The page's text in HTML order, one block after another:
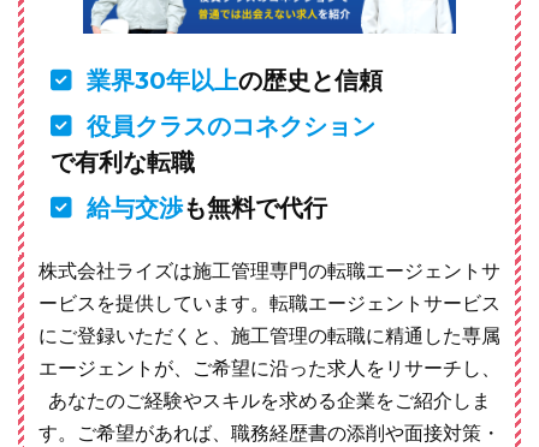
業界30年以上の歴史と信頼
役員クラスのコネクション
で有利な転職
給与交渉も無料で代行
株式会社ライズは施工管理専門の転職エージェントサ
ービスを提供しています。転職エージェントサービス
にご登録いただくと、施工管理の転職に精通した専属
エージェントが、ご希望に沿った求人をリサーチし、
あなたのご経験やスキルを求める企業をご紹介しま
す。ご希望があれば、職務経歴書の添削や面接対策・